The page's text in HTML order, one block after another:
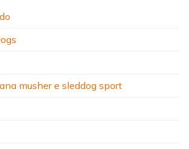
musher e sleddog sport